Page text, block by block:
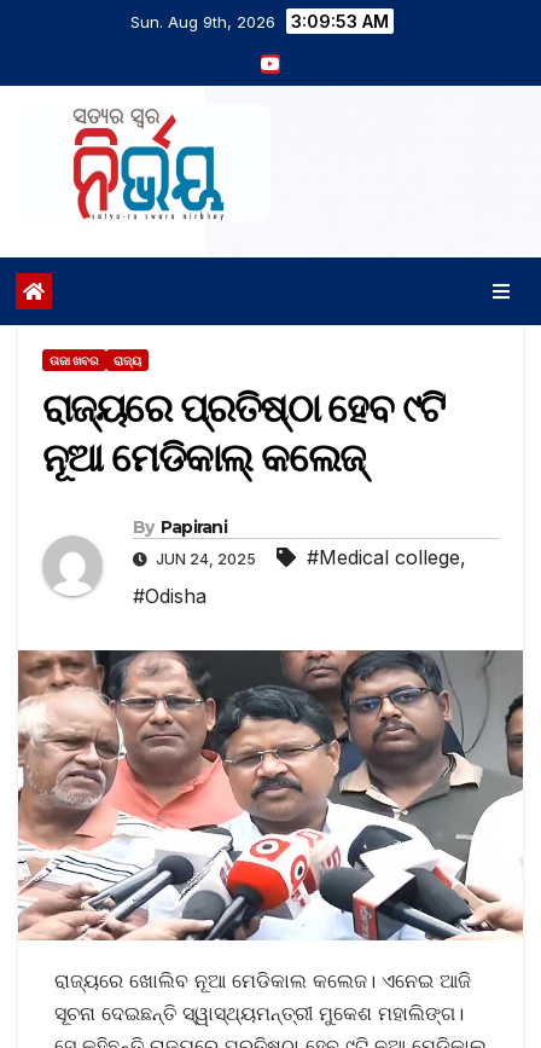
Sun. Aug 9th, 2026 3:09:54 AM
ତାଜା ଖବର ରାଜ୍ୟ
ରାଜ୍ୟରେ ପ୍ରତିଷ୍ଠା ହେବ ୯ଟି
ନୂଆ ମେଡିକାଲ୍ କଲେଜ୍
By Papirani
JUN 24, 2025 #Medical college,
#Odisha
ରାଜ୍ୟରେ ଖୋଲିବ ନୂଆ ମେଡିକାଲ କଲେଜ। ଏନେଇ ଆଜି
ସୂଚନା ଦେଇଛନ୍ତି ସ୍ୱାସ୍ଥ୍ୟମନ୍ତ୍ରୀ ମୁକେଶ ମହାଲିଙ୍ଗ।